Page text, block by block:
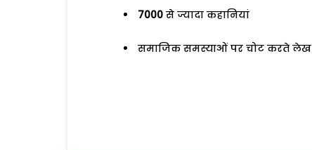
7000 से ज्यादा कहानियां
समाजिक समस्याओं पर चोट करते लेख